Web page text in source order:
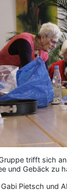
trifft sich
und Gebäck zu
Pietsch und